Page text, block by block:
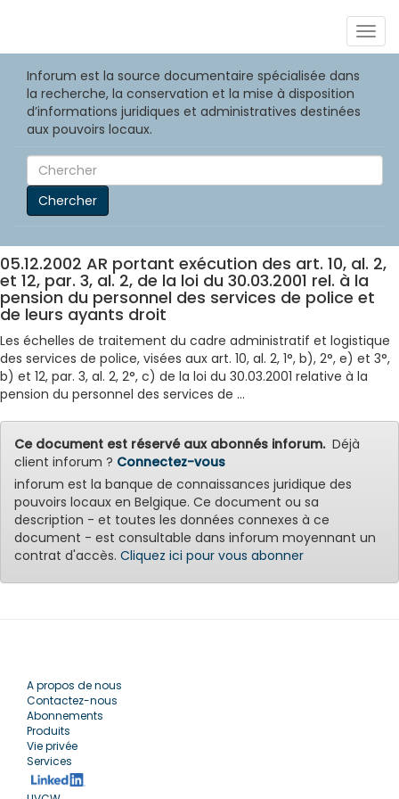
Inforum est la source documentaire spécialisée dans
la recherche, la conservation et la mise à disposition
d’informations juridiques et administratives destinées
aux pouvoirs locaux.
Chercher
05.12.2002 AR portant exécution des art. 10, al. 2,
et 12, par. 3, al. 2, de la loi du 30.03.2001 rel. à la
pension du personnel des services de police et
de leurs ayants droit
Les échelles de traitement du cadre administratif et logistique
des services de police, visées aux art. 10, al. 2, 1°, b), 2°, e) et 3°,
b) et 12, par. 3, al. 2, 2°, c) de la loi du 30.03.2001 relative à la
pension du personnel des services de ...
Ce document est réservé aux abonnés inforum.Déjà
client inforum ? Connectez-vous
inforum est la banque de connaissances juridique des
pouvoirs locaux en Belgique. Ce document ou sa
description - et toutes les données connexes à ce
document - est consultable dans inforum moyennant un
contrat d'accès. Cliquez ici pour vous abonner
A propos de nous
Contactez-nous
Abonnements
Produits
Vie privée
Services